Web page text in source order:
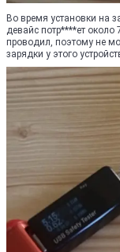
Во время установки на
девайс потр****ет
проводил, поэтому не
зарядки у этого